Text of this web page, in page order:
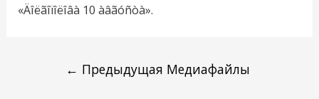
«Äîëãîïîëîâà 10 àâãóñòà».
← Предыдущая Медиафайлы